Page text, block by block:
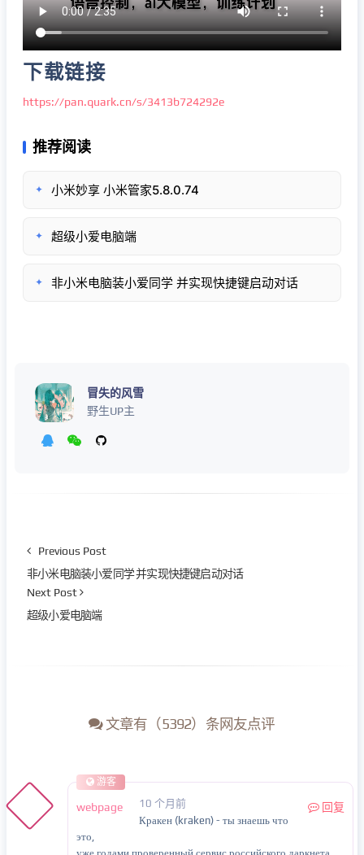
下载链接
https://pan.quark.cn/s/3413b724292e
推荐阅读
✦ 小米妙享 小米管家5.8.0.74
✦ 超级小爱电脑端
✦ 非小米电脑装小爱同学 并实现快捷键启动对话
冒失的风雪
野生UP主
Previous Post
非小米电脑装小爱同学 并实现快捷键启动对话
Next Post
超级小爱电脑端
文章有（5392）条网友点评
游客
回复
webpage
10 个月前
Кракен (kraken) - ты знаешь что
это,